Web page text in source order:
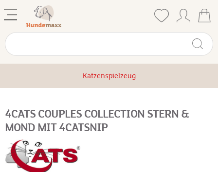
Katzenspielzeug
4CATS COUPLES COLLECTION STERN &
MOND MIT 4CATSNIP